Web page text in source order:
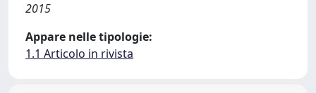
2015
Appare nelle tipologie:
1.1 Articolo in rivista